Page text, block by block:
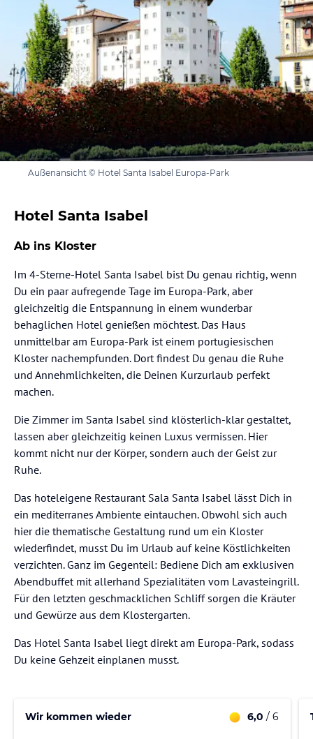
Außenansicht © Hotel Santa Isabel Europa-Park
Hotel Santa Isabel
Ab ins Kloster
Im 4-Sterne-Hotel Santa Isabel bist Du genau richtig, wenn
Du ein paar aufregende Tage im Europa-Park, aber
gleichzeitig die Entspannung in einem wunderbar
behaglichen Hotel genießen möchtest. Das Haus
unmittelbar am Europa-Park ist einem portugiesischen
Kloster nachempfunden. Dort findest Du genau die Ruhe
und Annehmlichkeiten, die Deinen Kurzurlaub perfekt
machen.
Die Zimmer im Santa Isabel sind klösterlich-klar gestaltet,
lassen aber gleichzeitig keinen Luxus vermissen. Hier
kommt nicht nur der Körper, sondern auch der Geist zur
Ruhe.
Das hoteleigene Restaurant Sala Santa Isabel lässt Dich in
ein mediterranes Ambiente eintauchen. Obwohl sich auch
hier die thematische Gestaltung rund um ein Kloster
wiederfindet, musst Du im Urlaub auf keine Köstlichkeiten
verzichten. Ganz im Gegenteil: Bediene Dich am exklusiven
Abendbuffet mit allerhand Spezialitäten vom Lavasteingrill.
Für den letzten geschmacklichen Schliff sorgen die Kräuter
und Gewürze aus dem Klostergarten.
Das Hotel Santa Isabel liegt direkt am Europa-Park, sodass
Du keine Gehzeit einplanen musst.
Wir kommen wieder 6,0 / 6